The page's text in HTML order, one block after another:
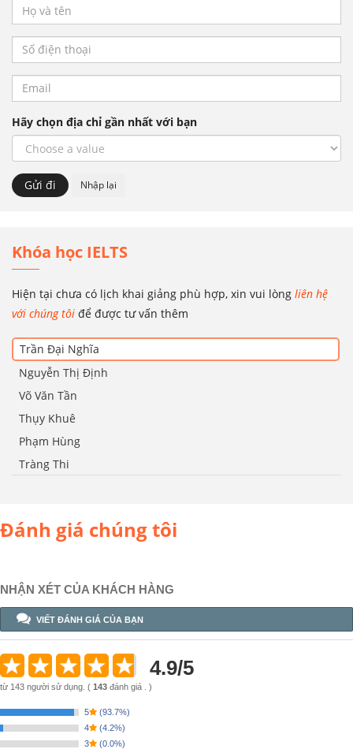
Hãy chọn địa chỉ gần nhất với bạn
Khóa học IELTS
Hiện tại chưa có lịch khai giảng phù hợp, xin vui lòng liên hệ
với chúng tôi để được tư vấn thêm
Trần Đại Nghĩa
Nguyễn Thị Định
Võ Văn Tần
Thụy Khuê
Phạm Hùng
Tràng Thi
Đánh giá chúng tôi
NHẬN XÉT CỦA KHÁCH HÀNG
VIẾT ĐÁNH GIÁ CỦA BẠN
4.9/5
từ 143 người sử dụng. ( 143 đánh giá . )
5 (93.7%)
4
(4.2%)
3
(0.0%)